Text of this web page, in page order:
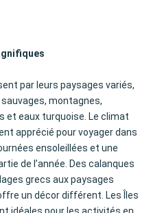
par leurs paysages variés,
montagnes,
et eaux turquoise. Le climat
apprécié pour voyager dans
ensoleillées et une
de l’année. Des calanques
grecs aux paysages
un décor différent. Les Îles